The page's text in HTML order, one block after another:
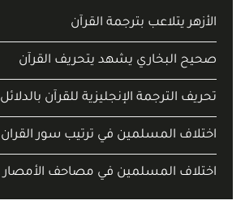
الأزهر يتلاعب بترجمة القرآن
صحيح البخاري يشهد يتحريف القرآن
تحريف الترجمة الإنجليزية للقرآن بالدلائل
اختلاف المسلمين في ترتيب سور القران
اختلاف المسلمين في مصاحف الأمصار